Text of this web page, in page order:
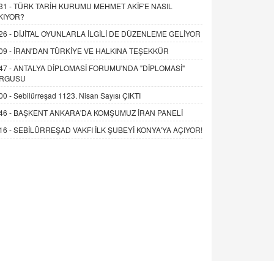
-TÜRK TARİH KURUMU MEHMET AKİF'E NASIL
- DİJİTAL OYUNLARLA İLGİLİ DE DÜZENLEME GELİYOR
- İRAN'DAN TÜRKİYE VE HALKINA TEŞEKKÜR
-ANTALYA DİPLOMASİ FORUMU'NDA "DİPLOMASİ"
-Sebilürreşad 1123. Nisan Sayısı ÇIKTI
- BAŞKENT ANKARA'DA KOMŞUMUZ İRAN PANELİ
-SEBİLÜRREŞAD VAKFI İLK ŞUBEYİ KONYA'YA AÇIYOR!